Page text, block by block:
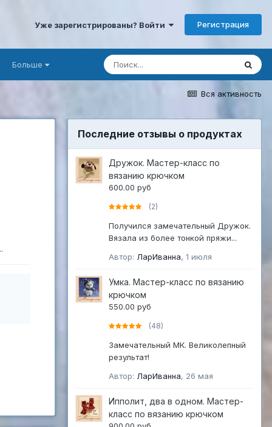
Уже зарегистрированы? Войти Регистрация
Больше
Вся активность
Последние отзывы о продуктах
Дружок. Мастер-класс по
вязанию крючком
600.00 руб
(2)
Получился замечательный Дружок.
Вязала из более тонкой пряжи...
Автор: ЛарИванна, 1 июля
Умка. Мастер-класс по вязанию
крючком
550.00 руб
(48)
Замечательный МК. Великолепный
результат!
Автор: ЛарИванна, 26 мая
Ипполит, два в одном. Мастер-
класс по вязанию крючком